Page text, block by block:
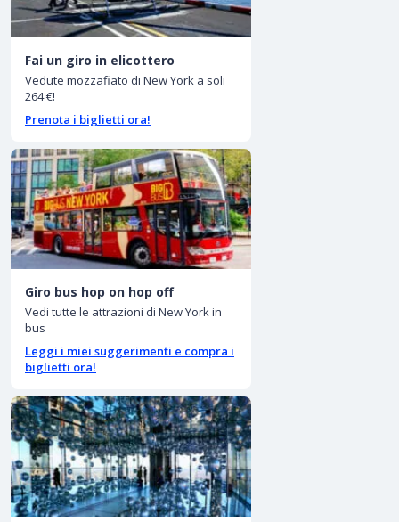
Fai un giro in elicottero
Vedute mozzafiato di New York a soli
264 €!
Prenota i biglietti ora!
Giro bus hop on hop off
Vedi tutte le attrazioni di New York in
bus
Leggi i miei suggerimenti e compra i
biglietti ora!